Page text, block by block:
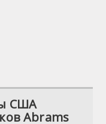
США
Abrams